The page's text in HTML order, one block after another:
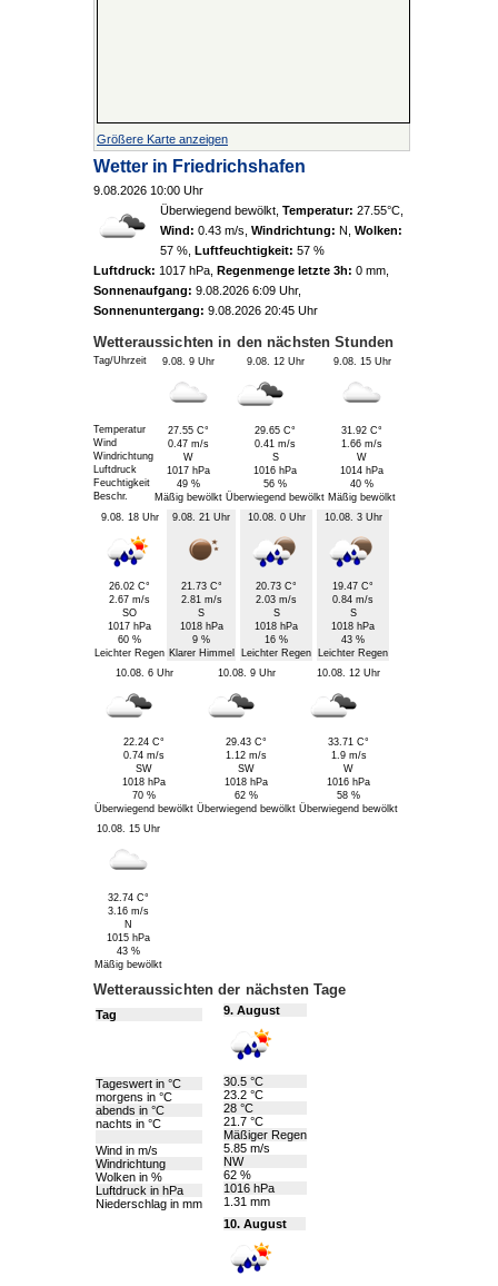
Größere Karte anzeigen
Wetter in Friedrichshafen
9.08.2026 10:00 Uhr
Überwiegend bewölkt Temperatur: 27.55°C
Wind: 0.43 m/s Windrichtung: N Wolken:
57 % Luftfeuchtigkeit: 57 %
Luftdruck: 1017 hPa Regenmenge letzte 3h: 0 mm
Sonnenaufgang: 9.08.2026 6:09 Uhr,
Sonnenuntergang: 9.08.2026 20:45 Uhr
Wetteraussichten in den nächsten Stunden
Tag/Uhrzeit
Temperatur
Wind
Windrichtung
Luftdruck
Feuchtigkeit
Beschr.
9.08. 9 Uhr
27.55 C°
0.47 m/s
W
1017 hPa
49 %
Mäßig bewölkt
9.08. 12 Uhr
29.65 C°
0.41 m/s
S
1016 hPa
56 %
Überwiegend bewölkt
9.08. 15 Uhr
31.92 C°
1.66 m/s
W
1014 hPa
40 %
Mäßig bewölkt
9.08. 18 Uhr
26.02 C°
2.67 m/s
SO
1017 hPa
60 %
Leichter Regen
9.08. 21 Uhr
21.73 C°
2.81 m/s
S
1018 hPa
9 %
Klarer Himmel
10.08. 0 Uhr
20.73 C°
2.03 m/s
S
1018 hPa
16 %
Leichter Regen
10.08. 3 Uhr
19.47 C°
0.84 m/s
S
1018 hPa
43 %
Leichter Regen
10.08. 6 Uhr
22.24 C°
0.74 m/s
SW
1018 hPa
70 %
Überwiegend bewölkt
10.08. 9 Uhr
29.43 C°
1.12 m/s
SW
1018 hPa
62 %
Überwiegend bewölkt
10.08. 12 Uhr
33.71 C°
1.9 m/s
W
1016 hPa
58 %
Überwiegend bewölkt
10.08. 15 Uhr
32.74 C°
3.16 m/s
N
1015 hPa
43 %
Mäßig bewölkt
Wetteraussichten der nächsten Tage
Tag
Tageswert in °C
morgens in °C
abends in °C
nachts in °C
Wind in m/s
Windrichtung
Wolken in %
Luftdruck in hPa
Niederschlag in mm
9. August
30.5 °C
23.2 °C
28 °C
21.7 °C
Mäßiger Regen
5.85 m/s
NW
62 %
1016 hPa
1.31 mm
10. August